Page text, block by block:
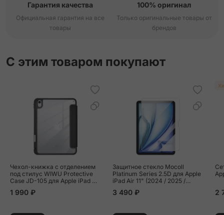
Гарантия качества
Официальная гарантия на все
товары
100% оригинал
Только оригинальные товары от
брендов
С этим товаром покупают
Чехол-книжка c отделением
под стилус WIWU Protective
Case JD-105 для Apple iPad Air
iPad Air 10.9 (2020 / 2022)
1 990 ₽
Защитное стекло Mocoll
Platinum Series 2.5D для Apple
iPad Air 11" (2024 / 2025 /
3 490 ₽ 2